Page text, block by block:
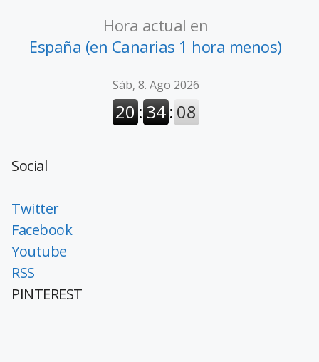
Hora actual en
España (en Canarias 1 hora menos)
Social
Twitter
Facebook
Youtube
RSS
PINTEREST